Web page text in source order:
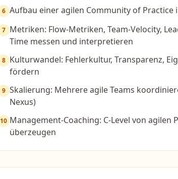
6 Aufbau einer agilen Community of Practice
7 Metriken: Flow-Metriken, Team-Velocity,
Time messen und interpretieren
8 Kulturwandel: Fehlerkultur, Transparenz,
fördern
9 Skalierung: Mehrere agile Teams
Nexus)
10 Management-Coaching: C-Level von agilen
überzeugen